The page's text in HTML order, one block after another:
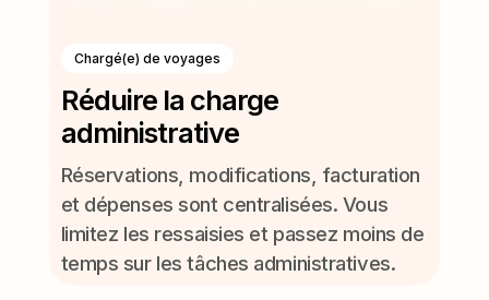
Chargé(e) de voyages
Réduire la charge
administrative
Réservations, modifications, facturation
et dépenses sont centralisées. Vous
limitez les ressaisies et passez moins de
temps sur les tâches administratives.